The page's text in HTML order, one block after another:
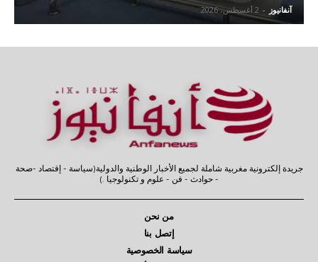
آنفانيوز - 2 أغسطس، 2026
جريدة إلكترونية مغربية شاملة لجميع الأخبار الوطنية والدولية(سياسة - إقتصاد -صحة
- حوادث - فن - علوم و تكنولوجيا .)
من نحن
إتصل بنا
سياسة الخصوصية